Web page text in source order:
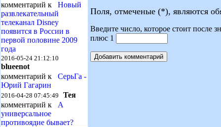
комментарий к Новый
развлекательный
телеканал Disney
появится в России в
первой половине 2009
года
2016-05-24 21:12:10
blueenot
комментарий к СерьГа -
Юрий Гагарин
2016-04-28 07:45:49 Тея
комментарий к А
универсальное
противоядие бывает?
Поля, отмеченые (*), являются
Введите число, которое стоит после
плюс 1